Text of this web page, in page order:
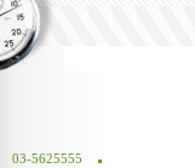
03-5625555